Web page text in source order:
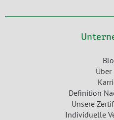
Über
Definition
Unsere
Individuelle